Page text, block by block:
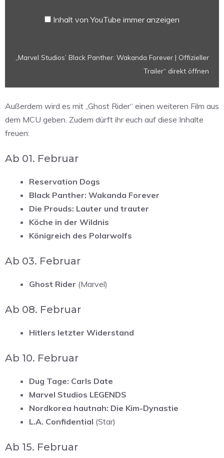
Inhalt von YouTube immer anzeigen
„Marvel Studios’ Black Panther: Wakanda Forever | Offizieller
Trailer“ direkt öffnen
Außerdem wird es mit „Ghost Rider“ einen weiteren Film aus
dem MCU geben. Zudem dürft ihr euch auf diese Inhalte
freuen:
Ab 01. Februar
Reservation Dogs
Black Panther: Wakanda Forever
Die Prouds: Lauter und trauter
Köche in der Wildnis
Königreich des Polarwolfs
Ab 03. Februar
Ghost Rider (Marvel)
Ab 08. Februar
Hitlers letzter Widerstand
Ab 10. Februar
Dug Tage: Carls Date
Marvel Studios LEGENDS
Nordkorea hautnah: Die Kim-Dynastie
L.A. Confidential (Star)
Ab 15. Februar